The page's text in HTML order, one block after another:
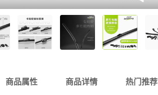
商品属性 商品详情 热门推荐